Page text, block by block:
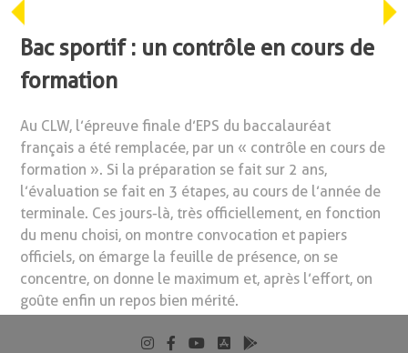
Bac sportif : un contrôle en cours de
formation
Au CLW, l’épreuve finale d’EPS du baccalauréat
français a été remplacée, par un « contrôle en cours de
formation ». Si la préparation se fait sur 2 ans,
l’évaluation se fait en 3 étapes, au cours de l’année de
terminale. Ces jours-là, très officiellement, en fonction
du menu choisi, on montre convocation et papiers
officiels, on émarge la feuille de présence, on se
concentre, on donne le maximum et, après l’effort, on
goûte enfin un repos bien mérité.